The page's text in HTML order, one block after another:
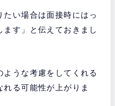
い場合は面接時にはっ
ます」と伝えておきまし
うな考慮をしてくれる
る可能性が上がりま